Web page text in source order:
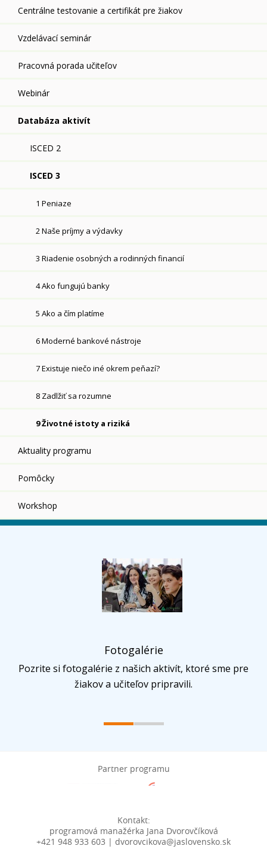
Centrálne testovanie a certifikát pre žiakov
Vzdelávací seminár
Pracovná porada učiteľov
Webinár
Databáza aktivít
ISCED 2
ISCED 3
1 Peniaze
2 Naše príjmy a výdavky
3 Riadenie osobných a rodinných financií
4 Ako fungujú banky
5 Ako a čím platíme
6 Moderné bankové nástroje
7 Existuje niečo iné okrem peňazí?
8 Zadlžiť sa rozumne
9 Životné istoty a riziká
Aktuality programu
Pomôcky
Workshop
Fotogalérie
Pozrite si fotogalérie z našich aktivít, ktoré sme pre
žiakov a učiteľov pripravili.
Partner programu
Kontakt:
programová manažérka Jana Dvorovčíková
+421 948 933 603 | dvorovcikova@jaslovensko.sk